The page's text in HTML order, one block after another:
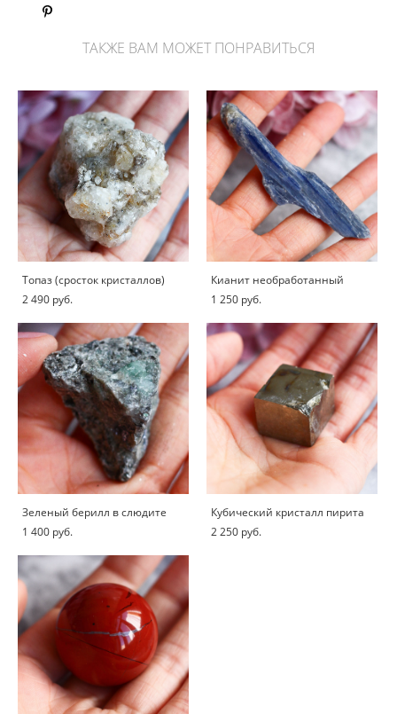
ТАКЖЕ ВАМ МОЖЕТ ПОНРАВИТЬСЯ
Топаз (сросток кристаллов)
2 490 pуб.
Кианит необработанный
1 250 pуб.
Зеленый берилл в слюдите
1 400 pуб.
Кубический кристалл пирита
2 250 pуб.